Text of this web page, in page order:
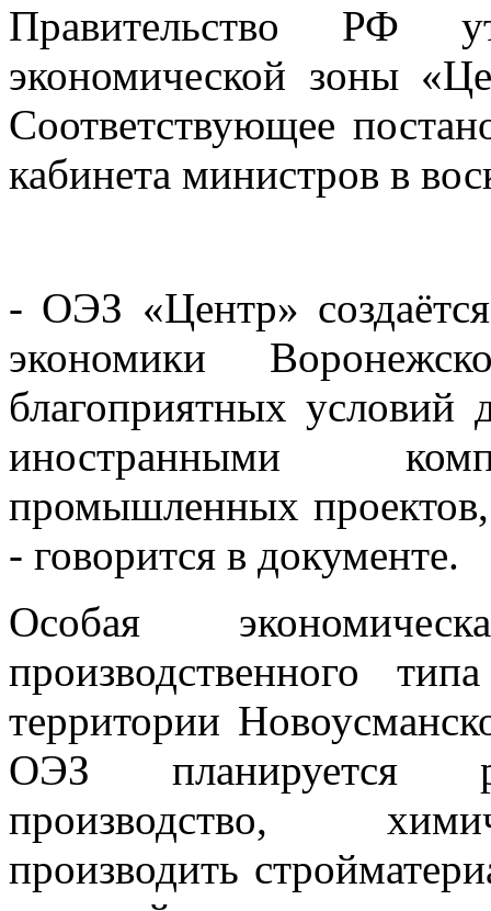
Правительство РФ
экономической зоны
Соответствующее
кабинета министров в
- ОЭЗ «Центр»
экономики
благоприятных условий
иностранными
промышленных
- говорится в документе.
Особая
производственного
территории
ОЭЗ планируется
производство,
производить